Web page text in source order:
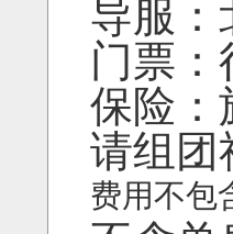
导服：
门票：
保险：
请组团
费用不包